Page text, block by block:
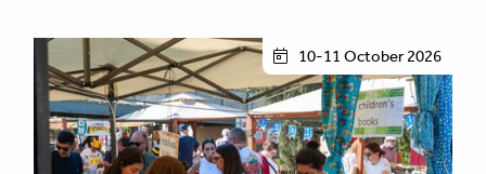
10-11 October 2026